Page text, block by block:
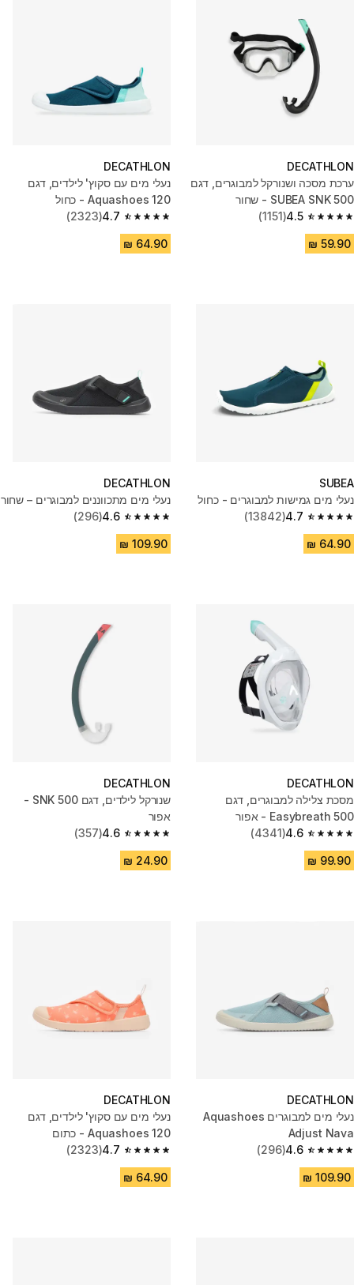
DECATHLON
ערכת מסכה ושנורקל למבוגרים, דגם
SNK 500‏ SUBEA - שחור
4.5
4.5 out of 5 stars from 1151 reviews
(1151)
DECATHLON
נעלי מים עם סקוץ' לילדים, דגם
Aquashoes 120 - כחול
4.7
4.7 out of 5 stars from 2323 reviews
(2323)
SUBEA
נעלי מים גמישות למבוגרים - כחול
4.7
4.7 out of 5 stars from 13842 reviews
(13842)
DECATHLON
נעלי מים מתכווננים למבוגרים – שחור
4.6
4.6 out of 5 stars from 296 reviews
(296)
DECATHLON
מסכת צלילה למבוגרים, דגם
Easybreath 500 - אפור
4.6
4.6 out of 5 stars from 4341 reviews
(4341)
DECATHLON
שנורקל לילדים, דגם SNK 500 -
אפור
4.6
4.6 out of 5 stars from 357 reviews
(357)
DECATHLON
נעלי מים למבוגרים Aquashoes
Adjust Nava
4.6
4.6 out of 5 stars from 296 reviews
(296)
DECATHLON
נעלי מים עם סקוץ' לילדים, דגם
Aquashoes 120 - כתום
4.7
4.7 out of 5 stars from 2323 reviews
(2323)